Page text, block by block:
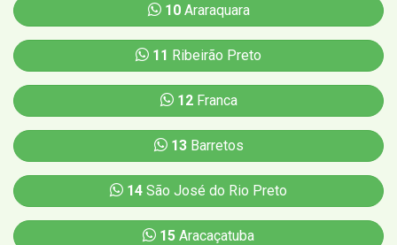
10Araraquara
11 Ribeirão Preto
12Franca
13Barretos
14 São José do Rio Preto
15 Aracaçatuba